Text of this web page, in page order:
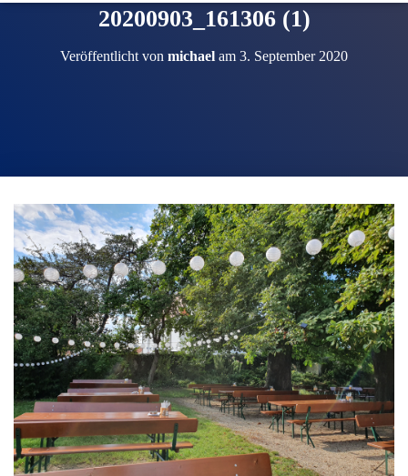
20200903_161306 (1)
Veröffentlicht von michael am 3. September 2020